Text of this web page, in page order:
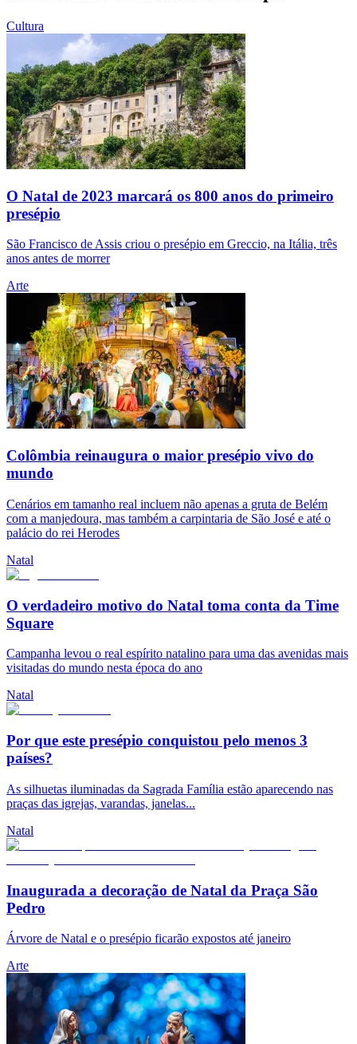
Cultura
O Natal de 2023 marcará os 800 anos do primeiro
presépio
São Francisco de Assis criou o presépio em Greccio, na Itália, três
anos antes de morrer
Arte
Colômbia reinaugura o maior presépio vivo do
mundo
Cenários em tamanho real incluem não apenas a gruta de Belém
com a manjedoura, mas também a carpintaria de São José e até o
palácio do rei Herodes
Natal
O verdadeiro motivo do Natal toma conta da Time
Square
Campanha levou o real espírito natalino para uma das avenidas mais
visitadas do mundo nesta época do ano
Natal
Por que este presépio conquistou pelo menos 3
países?
As silhuetas iluminadas da Sagrada Família estão aparecendo nas
praças das igrejas, varandas, janelas...
Natal
Inaugurada a decoração de Natal da Praça São
Pedro
Árvore de Natal e o presépio ficarão expostos até janeiro
Arte